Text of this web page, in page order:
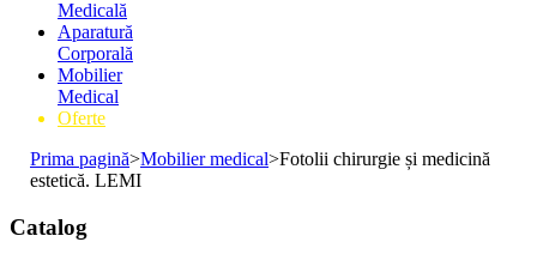
Medicală
Aparatură
Corporală
Mobilier
Medical
Oferte
Prima pagină>Mobilier medical>Fotolii chirurgie și medicină
estetică. LEMI
Catalog